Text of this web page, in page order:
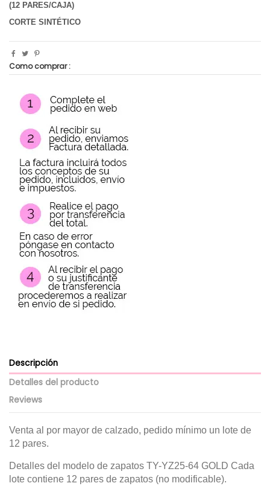
(12 PARES/CAJA)
CORTE SINTÉTICO
Como comprar :
Descripción
Detalles del producto
Reviews
Venta al por mayor de calzado, pedido mínimo un lote de
12 pares.
Detalles del modelo de zapatos TY-YZ25-64 GOLD Cada
lote contiene 12 pares de zapatos (no modificable).